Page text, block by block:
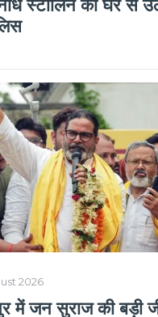
स्टालिन को घर से
2026
में जन सुराज की बड़ी